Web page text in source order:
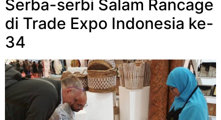
Serba-serbi Salam Rancage
di Trade Expo Indonesia ke-
34